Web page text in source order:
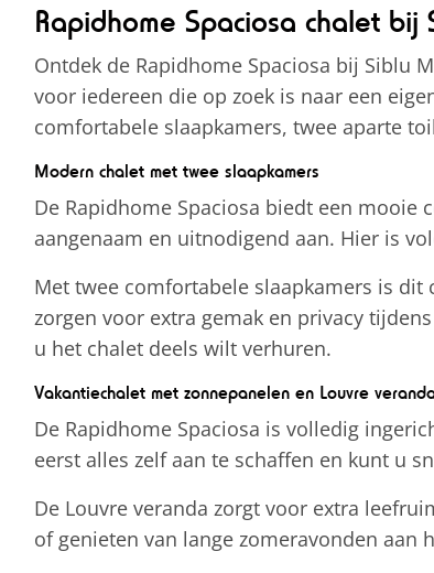
Rapidhome Spaciosa chalet bij
Ontdek de Rapidhome Spaciosa bij Siblu
voor iedereen die op zoek is naar een
comfortabele slaapkamers, twee aparte
Modern chalet met twee slaapkamers
De Rapidhome Spaciosa biedt een
aangenaam en uitnodigend aan. Hier is
Met twee comfortabele slaapkamers is dit
zorgen voor extra gemak en privacy
u het chalet deels wilt verhuren.
Vakantiechalet met zonnepanelen en Louvre
De Rapidhome Spaciosa is volledig
eerst alles zelf aan te schaffen en kunt u
De Louvre veranda zorgt voor extra
of genieten van lange zomeravonden aan